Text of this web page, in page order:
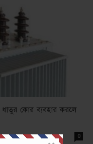
ধাতুর কোর ব্যবহার করলে
0